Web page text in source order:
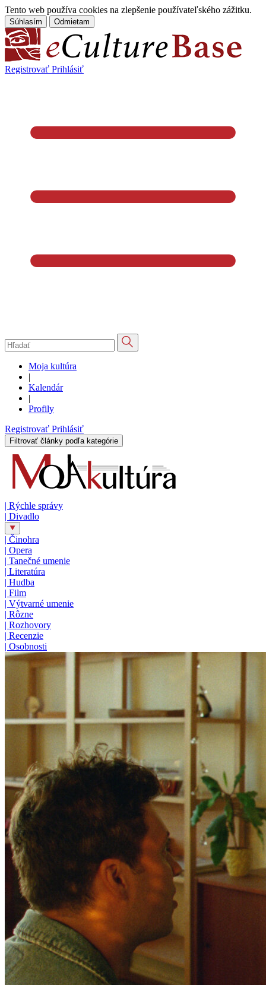
Tento web používa cookies na zlepšenie používateľského zážitku.
Súhlasím Odmietam
Registrovať Prihlásiť
Moja kultúra
|
Kalendár
|
Profily
Registrovať Prihlásiť
Filtrovať články podľa kategórie
| Rýchle správy
| Divadlo
| Činohra
| Opera
| Tanečné umenie
| Literatúra
| Hudba
| Film
| Výtvarné umenie
| Rôzne
| Rozhovory
| Recenzie
| Osobnosti